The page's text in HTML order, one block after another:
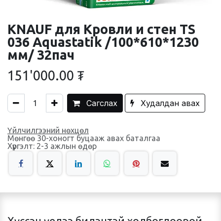
KNAUF для Кровли и стен TS
036 Aquastatik /100*610*1230
мм/ 32пач
151'000.00 ₮
Сагслах Худалдан авах
Үйлчилгээний нөхцөл
Мөнгөө 30-хоногт буцааж авах баталгаа
Хүргэлт: 2-3 ажлын өдөр